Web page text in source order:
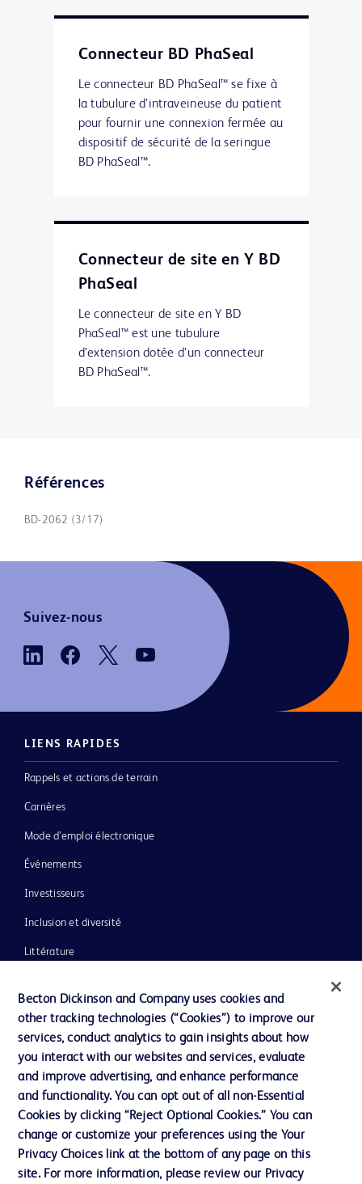
Connecteur BD PhaSeal
Le connecteur BD PhaSeal™ se fixe à
la tubulure d’intraveineuse du patient
pour fournir une connexion fermée au
dispositif de sécurité de la seringue
BD PhaSeal™.
Connecteur de site en Y BD
PhaSeal
Le connecteur de site en Y BD
PhaSeal™ est une tubulure
d’extension dotée d’un connecteur
BD PhaSeal™.
Références
BD-2062 (3/17)
Suivez-nous
LIENS RAPIDES
Rappels et actions de terrain
Carrières
Mode d’emploi électronique
Événements
Investisseurs
Inclusion et diversité
Littérature
Éthique et conformité
Nous contacter
Préférences en matière de cookies
Becton Dickinson and Company uses cookies and
other tracking technologies (“Cookies”) to improve our
services, conduct analytics to gain insights about how
you interact with our websites and services, evaluate
and improve advertising, and enhance performance
and functionality. You can opt out of all non-Essential
Cookies by clicking “Reject Optional Cookies.” You can
change or customize your preferences using the Your
Privacy Choices link at the bottom of any page on this
site. For more information, please review our Privacy